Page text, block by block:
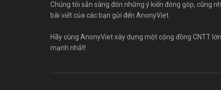
Chúng tôi sẵn sàng đón những ý kiến đóng góp, cũng
bài viết của các bạn gửi đến AnonyViet.
Hãy cùng AnonyViet xây dựng một cộng đồng CNTT lớn
mạnh nhất!